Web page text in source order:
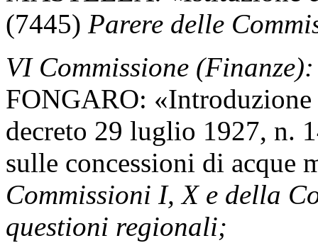
(7445) Parere delle
VI Commissione (Finanze):
FONGARO:
decreto 29 luglio 1927, n.
sulle concessioni di acque
Commissioni I, X e della
questioni regionali;